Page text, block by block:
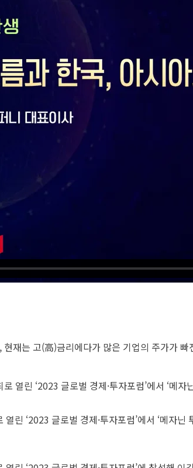
재는 고(高)금리에다가 많은 기업의 주가가
‘2023 글로벌 경제·투자포럼’에서 ‘메자닌